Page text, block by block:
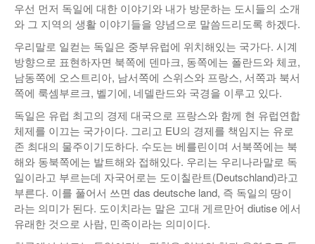
우선 먼저 독일에 대한 이야기와 내가 방문하는 도시들의 소개
와 그 지역의 생활 이야기들을 양념으로 말씀드리도록 하겠다.
우리말로 일컫는 독일은 중부유럽에 위치해있는 국가다. 시계
방향으로 표현하자면 북쪽에 덴마크, 동쪽에는 폴란드와 체코,
남동쪽에 오스트리아, 남서쪽에 스위스와 프랑스, 서쪽과 북서
쪽에 룩셈부르크, 벨기에, 네델란드와 국경을 이루고 있다.
독일은 유럽 최고의 경제 대국으로 프랑스와 함께 현 유럽연합
체제를 이끄는 국가이다. 그리고 EU의 경제를 책임지는 유로
존 최대의 물주이기도하다. 수도는 베를린이며 서북쪽에는 북
해와 동북쪽에는 발트해와 접해있다. 우리는 우리나라말로 독
일이라고 부르는데 자국어로는 도이칠란트(Deutschland)라고
부른다. 이를 풀어서 쓰면 das deutsche land, 즉 독일의 땅이
라는 의미가 된다. 도이치라는 말은 고대 게르만어 diutise 에서
유래한 것으로 사람, 민족이라는 의미이다.